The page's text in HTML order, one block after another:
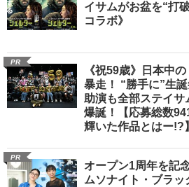
イサムがお盆を“打
コラボ》
PR
《祝59歳》日本中
暴走！ “勝手に”生
助演も全部ステイサ
爆誕！【応募総数
輝いた作品とはー!?】
PR
オープン1周年を記
ムソナイト・ブラッ